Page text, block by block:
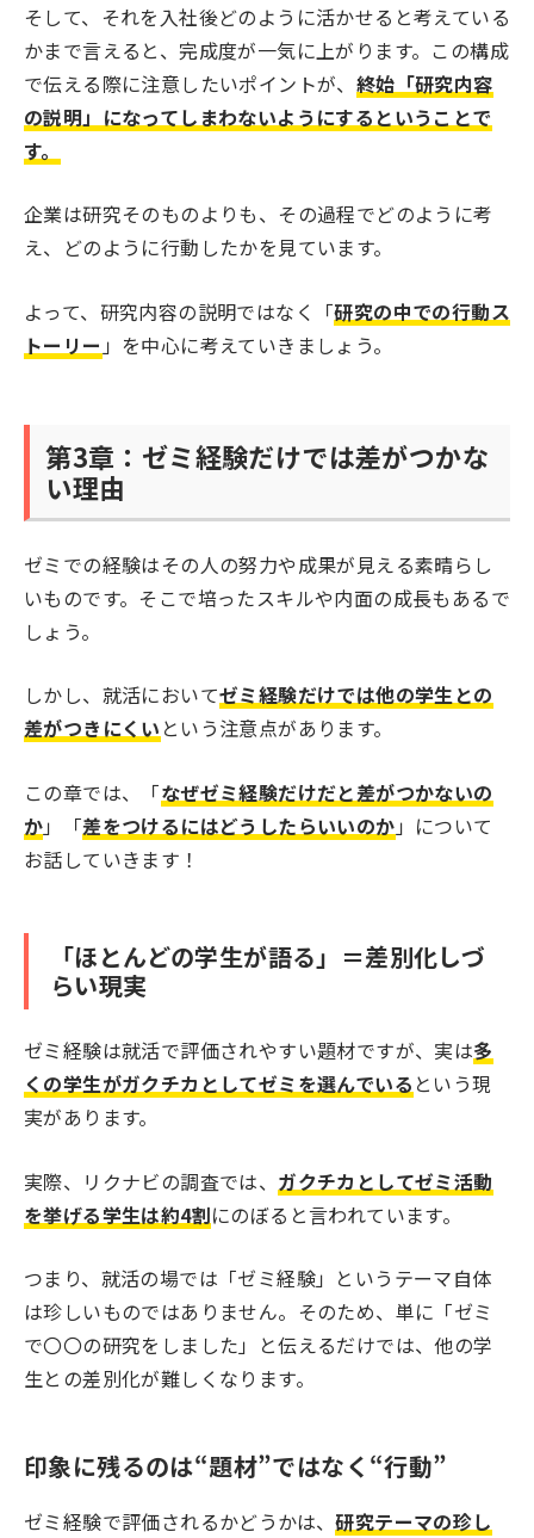
そして、それを入社後どのように活かせると考えている
かまで言えると、完成度が一気に上がります。この構成
で伝える際に注意したいポイントが、 終始「研究内容
の説明」になってしまわないようにするということで
す。
企業は研究そのものよりも、その過程でどのように考
え、どのように行動したかを見ています。
よって、研究内容の説明ではなく「研究の中での行動ス
トーリー 」を中心に考えていきましょう。
第3章：ゼミ経験だけでは差がつかな
い理由
ゼミでの経験はその人の努力や成果が見える素晴らし
いものです。そこで培ったスキルや内面の成長もあるで
しょう。
しかし、就活においてゼミ経験だけでは他の学生との
差がつきにくい という注意点があります。
この章では、「なぜゼミ経験だけだと差がつかないの
か」「差をつけるにはどうしたらいいのか 」について
お話していきます！
「ほとんどの学生が語る」＝差別化しづ
らい現実
ゼミ経験は就活で評価されやすい題材ですが、実は多
くの学生がガクチカとしてゼミを選んでいる という現
実があります。
実際、リクナビの調査では、 ガクチカとしてゼミ活動
を挙げる学生は約4割にのぼると言われています。
つまり、就活の場では「ゼミ経験」というテーマ自体
は珍しいものではありません。そのため、単に「ゼミ
で〇〇の研究をしました」と伝えるだけでは、他の学
生との差別化が難しくなります。
印象に残るのは“題材”ではなく“行動”
ゼミ経験で評価されるかどうかは、研究テーマの珍し